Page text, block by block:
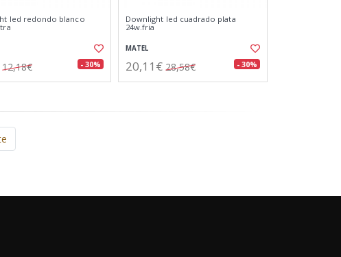
led redondo blanco
12,18€ - 30%
Downlight led cuadrado plata
24w.fria
MATEL
20,11€ 28,58€ - 30%